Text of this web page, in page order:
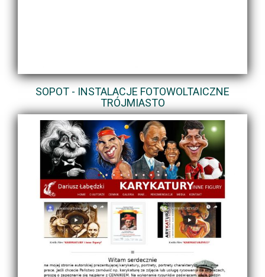
SOPOT - INSTALACJE FOTOWOLTAICZNE
TRÓJMIASTO